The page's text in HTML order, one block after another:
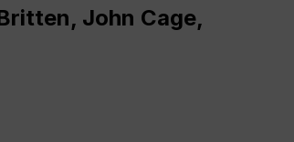
John Cage,